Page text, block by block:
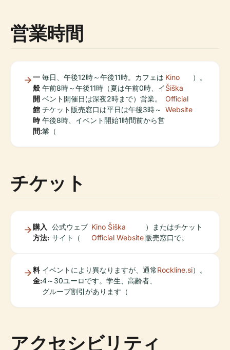
営業時間
一
般
開
館
時
間:
毎日、午後12時～午後11時。カフェは
午前8時～午後11時（夏は午前0時、イ
ベント開催日は深夜2時まで）営業。
チケット販売窓口は平日は午後3時～
午後8時、イベント開始1時間前から営
業（
Kino
Šiška
Official
Website
）。
チケット
購入
方法:
公式ウェブ
サイト（
Kino Šiška
Official Website
）またはチケット
販売窓口で。
料
金:
イベントにより異なりますが、通常
4～30ユーロです。学生、高齢者、
グループ割引があります（
Rockline.si）。
アクセシビリティ